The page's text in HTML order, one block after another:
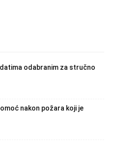
odabranim za stručno
nakon požara koji je